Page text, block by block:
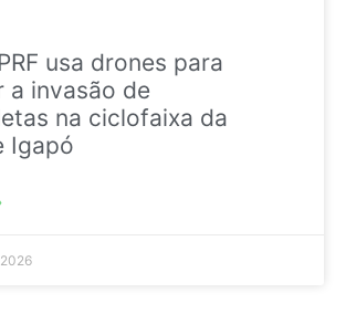
usa drones para
a invasão de
na ciclofaixa da
Igapó